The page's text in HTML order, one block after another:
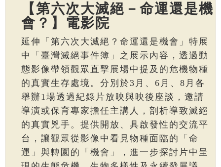
【第六次大滅絕－命運還是機
會？】電影院
延伸「第六次大滅絕？命運還是機會」特展
中「臺灣滅絕事件簿」之展示內容，透過動
態影像帶領觀眾直擊展場中提及的危機物種
的真實生存處境。分別於3月、6月、8月各
舉辦1場透過紀錄片放映與映後座談，邀請
導演或保育專家擔任主講人，剖析導致滅絕
的真實兇手。提供開放、具啟發性的交流平
台，讓觀眾從影像中看見物種面臨的「命
運」與轉圜的「機會」，進一步探討片中呈